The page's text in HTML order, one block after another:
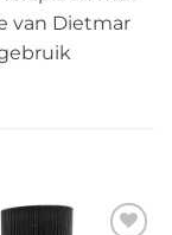
van Dietmar